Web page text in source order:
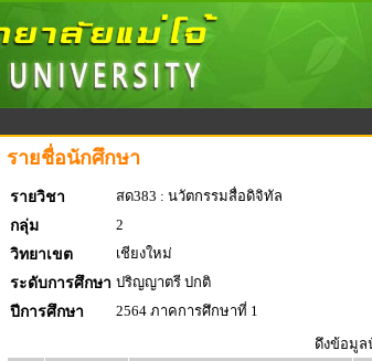
รายชื่อนักศึกษา
รายวิชา
สด383 : นวัตกรรมสื่อดิจิทัล
กลุ่ม
2
วิทยาเขต
เชียงใหม่
ระดับการศึกษา ปริญญาตรี ปกติ
ปีการศึกษา
2564 ภาคการศึกษาที่ 1
ดึงข้อมูล